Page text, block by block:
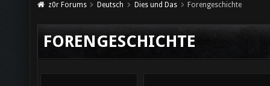
z0r Forums Deutsch Dies und Das Forengeschichte
FORENGESCHICHTE